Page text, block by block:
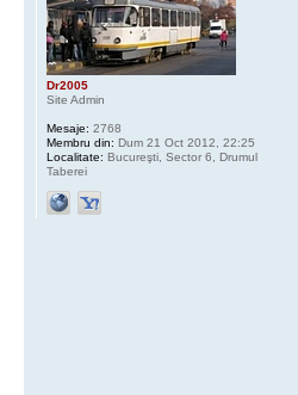
Dr2005
Site Admin
Mesaje: 2768
Membru din: Dum 21 Oct 2012, 22:25
Localitate: Bucureşti, Sector 6, Drumul
Taberei